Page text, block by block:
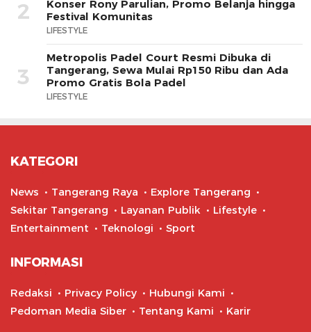
2
Konser Rony Parulian, Promo Belanja hingga
Festival Komunitas
LIFESTYLE
3
Metropolis Padel Court Resmi Dibuka di
Tangerang, Sewa Mulai Rp150 Ribu dan Ada
Promo Gratis Bola Padel
LIFESTYLE
KATEGORI
News Tangerang Raya
Explore Tangerang
Sekitar Tangerang
Layanan Publik
Lifestyle
Entertainment
Teknologi Sport
INFORMASI
Redaksi Privacy Policy
Hubungi Kami
Pedoman Media Siber
Tentang Kami Karir